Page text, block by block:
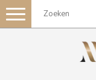
Toggle
navigation